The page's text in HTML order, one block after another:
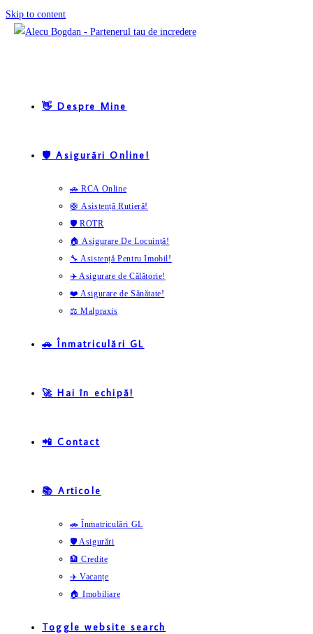
Skip to content
👋 Despre Mine
🛡️ Asigurări Online!
🚗 RCA Online
🛟 Asistență Rutieră!
🛡️ ROTR
🏠 Asigurare De Locuință!
🔧 Asistență Pentru Imobil!
✈️ Asigurare de Călătorie!
❤️ Asigurare de Sănătate!
⚖️ Malpraxis
🚗 Înmatriculări GL
🚀 Hai în echipă!
📲 Contact
📚 Articole
🚗 Înmatriculări GL
🛡️ Asigurări
🏦 Credite
✈️ Vacanțe
🏠 Imobiliare
Toggle website search